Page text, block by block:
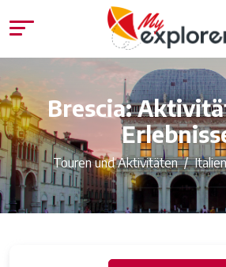
Brescia:
Touren und Aktivitäten Italien